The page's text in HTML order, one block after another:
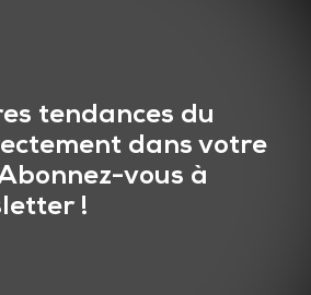
tendances du
dans votre
vous à
!